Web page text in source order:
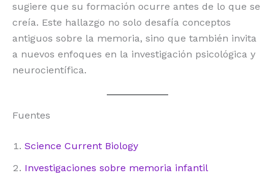
sugiere que su formación ocurre antes de lo que se
creía. Este hallazgo no solo desafía conceptos
antiguos sobre la memoria, sino que también invita
a nuevos enfoques en la investigación psicológica y
neurocientífica.
Fuentes
Science Current Biology
Investigaciones sobre memoria infantil